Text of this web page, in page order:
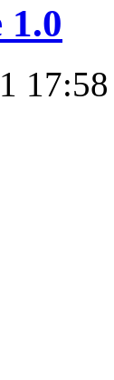
17:58